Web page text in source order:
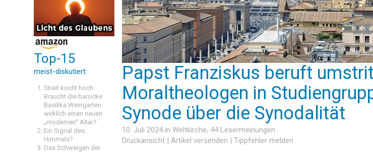
Top-15
meist-diskutiert
Streit kocht hoch:
Braucht die barocke
Basilika Weingarten
wirklich einen neuen
„modernen“ Altar?
Ein Signal des
Himmels?
Das Schweigen der
Papst Franziskus beruft
Moraltheologen in
Synode über die Synodalität
10. Juli 2024 in Weltkirche, 44 Lesermeinungen
Druckansicht | Artikel versenden | Tippfehler melden